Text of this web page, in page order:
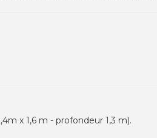
x 1,6 m - profondeur 1,3 m).